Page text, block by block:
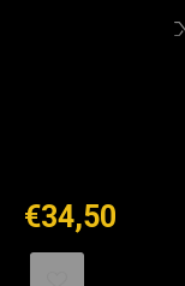
€34,50